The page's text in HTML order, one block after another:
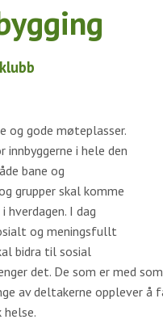
og gode møteplasser.
i hele den
bane og
grupper skal komme
I dag
og meningsfullt
bidra til sosial
det. De som er med
av deltakerne opplever